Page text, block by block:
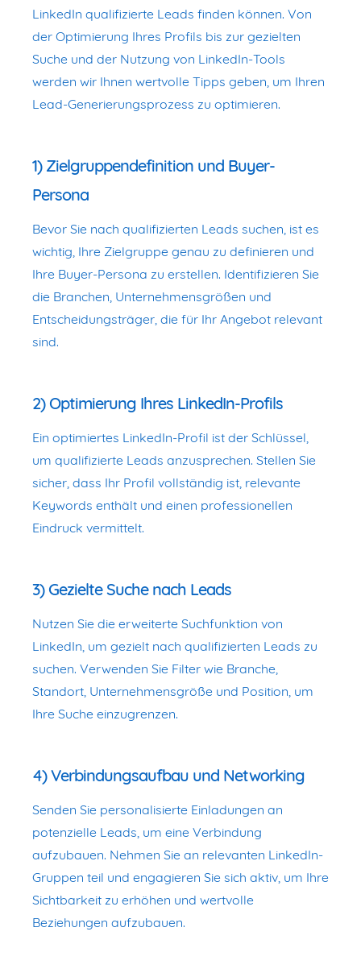
LinkedIn qualifizierte Leads finden können. Von
der Optimierung Ihres Profils bis zur gezielten
Suche und der Nutzung von LinkedIn-Tools
werden wir Ihnen wertvolle Tipps geben, um Ihren
Lead-Generierungsprozess zu optimieren.
1) Zielgruppendefinition und Buyer-
Persona
Bevor Sie nach qualifizierten Leads suchen, ist es
wichtig, Ihre Zielgruppe genau zu definieren und
Ihre Buyer-Persona zu erstellen. Identifizieren Sie
die Branchen, Unternehmensgrößen und
Entscheidungsträger, die für Ihr Angebot relevant
sind.
2) Optimierung Ihres LinkedIn-Profils
Ein optimiertes LinkedIn-Profil ist der Schlüssel,
um qualifizierte Leads anzusprechen. Stellen Sie
sicher, dass Ihr Profil vollständig ist, relevante
Keywords enthält und einen professionellen
Eindruck vermittelt.
3) Gezielte Suche nach Leads
Nutzen Sie die erweiterte Suchfunktion von
LinkedIn, um gezielt nach qualifizierten Leads zu
suchen. Verwenden Sie Filter wie Branche,
Standort, Unternehmensgröße und Position, um
Ihre Suche einzugrenzen.
4) Verbindungsaufbau und Networking
Senden Sie personalisierte Einladungen an
potenzielle Leads, um eine Verbindung
aufzubauen. Nehmen Sie an relevanten LinkedIn-
Gruppen teil und engagieren Sie sich aktiv, um Ihre
Sichtbarkeit zu erhöhen und wertvolle
Beziehungen aufzubauen.